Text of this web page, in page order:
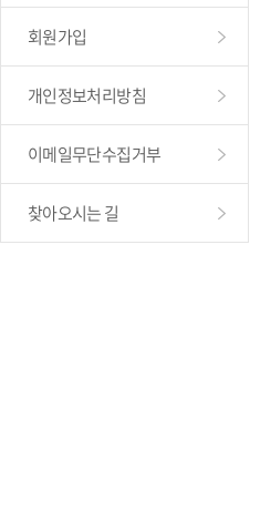
회원가입
개인정보처리방침
이메일무단수집거부
찾아오시는 길